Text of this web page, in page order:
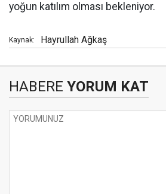
yoğun katılım olması bekleniyor.
Kaynak: Hayrullah Ağkaş
HABERE YORUM KAT